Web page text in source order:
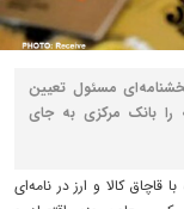
بخشنامه‌ای مسئول تعیین
بانک مرکزی به جای
قاچاق کالا و ارز در نامه‌ای